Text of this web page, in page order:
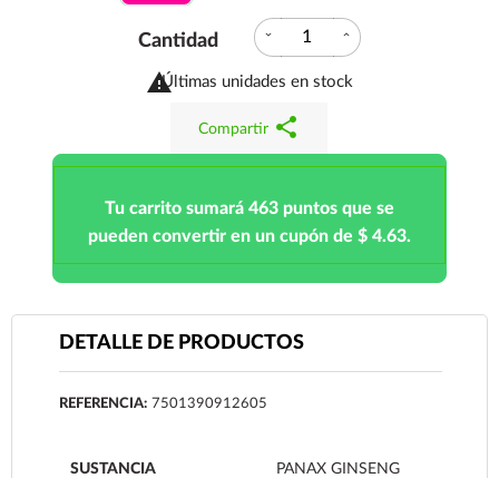
Cantidad expand_more expand_less

Últimas unidades en stock
Compartir share
Tu carrito sumará 463 puntos que se
pueden convertir en un cupón de $ 4.63.
DETALLE DE PRODUCTOS
REFERENCIA: 7501390912605
SUSTANCIA
PANAX GINSENG